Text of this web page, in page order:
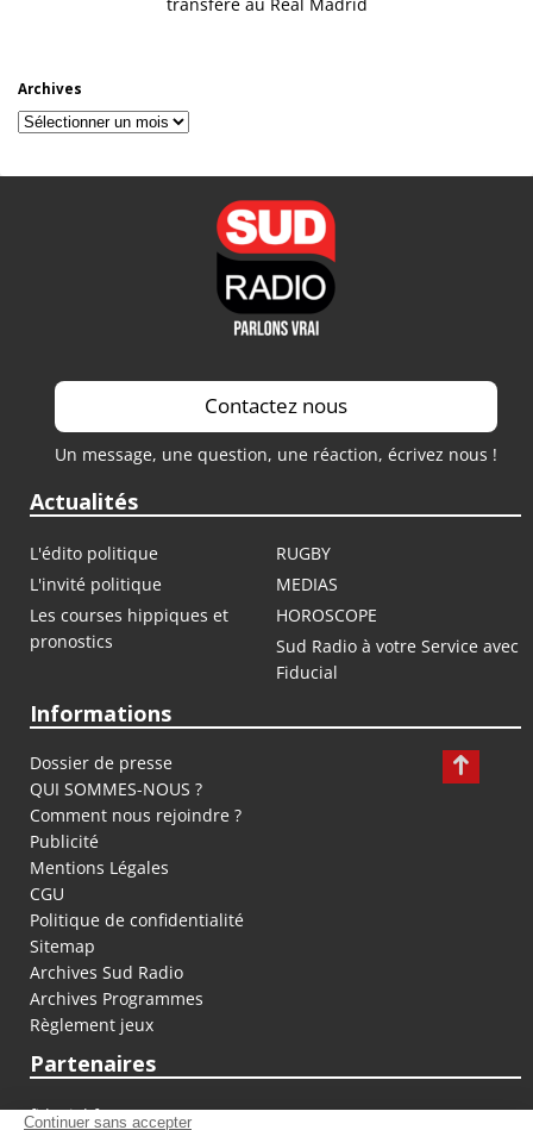
Archives
Archives
Contactez nous
Un message, une question, une réaction, écrivez nous !
Actualités
L'édito politique
RUGBY
L'invité politique
MEDIAS
Les courses hippiques et
pronostics
HOROSCOPE
Sud Radio à votre Service avec
Fiducial
Informations
Dossier de presse
QUI SOMMES-NOUS ?
Comment nous rejoindre ?
Publicité
Mentions Légales
CGU
Politique de confidentialité
Sitemap
Archives Sud Radio
Archives Programmes
Règlement jeux
Partenaires
fiducial.fr